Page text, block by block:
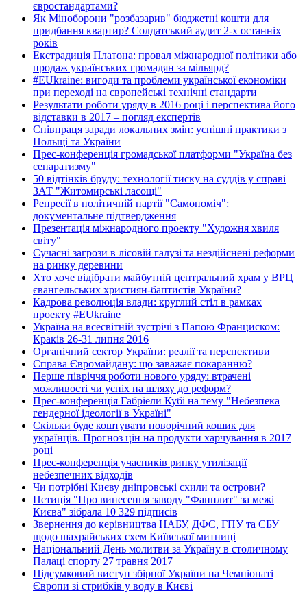
євростандартами?
Як Міноборони "розбазарив" бюджетні кошти для
придбання квартир? Солдатський аудит 2-х останніх
років
Екстрадиція Платона: провал міжнародної політики або
продаж українських громадян за мільярд?
#EUkraine: вигоди та проблеми української економіки
при переході на європейські технічні стандарти
Результати роботи уряду в 2016 році і перспектива його
відставки в 2017 – погляд експертів
Співпраця заради локальних змін: успішні практики з
Польщі та України
Прес-конференція громадської платформи "Україна без
сепаратизму"
50 відтінків бруду: технології тиску на суддів у справі
ЗАТ "Житомирські ласощі"
Репресії в політичній партії "Самопоміч":
документальне підтвердження
Презентація міжнародного проекту "Художня хвиля
світу"
Сучасні загрози в лісовій галузі та нездійснені реформи
на ринку деревини
Хто хоче відібрати майбутній центральний храм у ВРЦ
євангельських християн-баптистів України?
Кадрова революція влади: круглий стіл в рамках
проекту #EUkraine
Україна на всесвітній зустрічі з Папою Франциском:
Краків 26-31 липня 2016
Органічний сектор України: реалії та перспективи
Справа Євромайдану: що заважає покаранню?
Перше півріччя роботи нового уряду: втрачені
можливості чи успіх на шляху до реформ?
Прес-конференція Габріели Кубі на тему "Небезпека
гендерної ідеології в Україні"
Скільки буде коштувати новорічний кошик для
українців. Прогноз цін на продукти харчування в 2017
році
Прес-конференція учасників ринку утилізації
небезпечних відходів
Чи потрібні Києву дніпровські схили та острови?
Петиція "Про винесення заводу "Фанплит" за межі
Києва" зібрала 10 329 підписів
Звернення до керівництва НАБУ, ДФС, ГПУ та СБУ
щодо шахрайських схем Київської митниці
Національний День молитви за Україну в столичному
Палаці спорту 27 травня 2017
Підсумковий виступ збірної України на Чемпіонаті
Європи зі стрибків у воду в Києві